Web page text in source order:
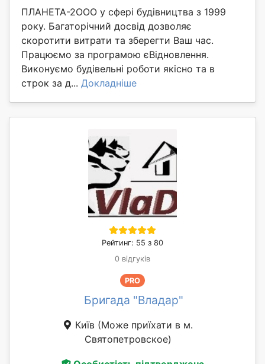
ПЛАНЕТА-2ООО у сфері будівництва з 1999
року. Багаторічний досвід дозволяє
скоротити витрати та зберегти Ваш час.
Працюємо за програмою єВідновлення.
Виконуємо будівельні роботи якісно та в
строк за д... Докладніше
Рейтинг: 55 з 80
0 відгуків
PRO
Бригада "Владар"
Київ (Може приїхати в м.
Святопетровское)